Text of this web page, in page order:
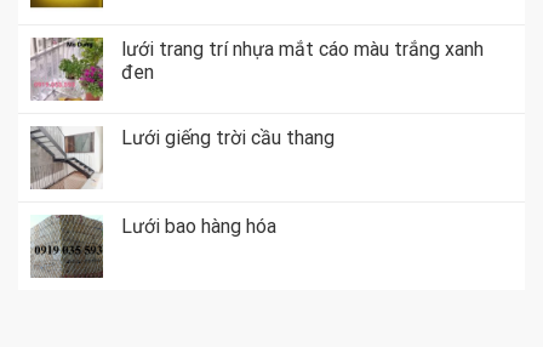
lưới trang trí nhựa mắt cáo màu trắng xanh
đen
Lưới giếng trời cầu thang
Lưới bao hàng hóa